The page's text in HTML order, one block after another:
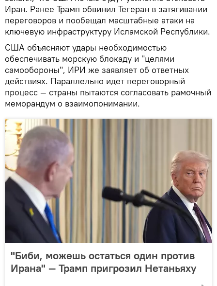
Иран. Ранее Трамп обвинил Тегеран в затягивании
переговоров и пообещал масштабные атаки на
ключевую инфраструктуру Исламской Республики.
США объясняют удары необходимостью
обеспечивать морскую блокаду и "целями
самообороны", ИРИ же заявляет об ответных
действиях. Параллельно идет переговорный
процесс — страны пытаются согласовать рамочный
меморандум о взаимопонимании.
"Биби, можешь остаться один против
Ирана" — Трамп пригрозил Нетаньяху